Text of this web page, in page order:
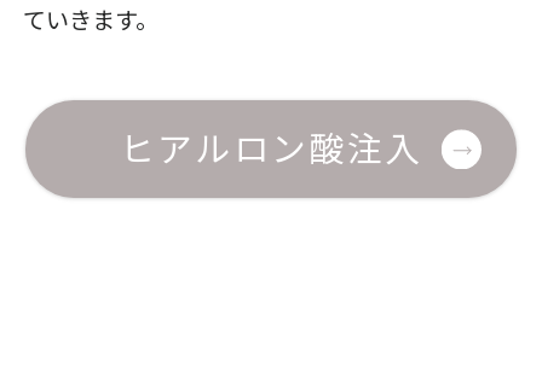
ていきます。
ヒアルロン酸注入